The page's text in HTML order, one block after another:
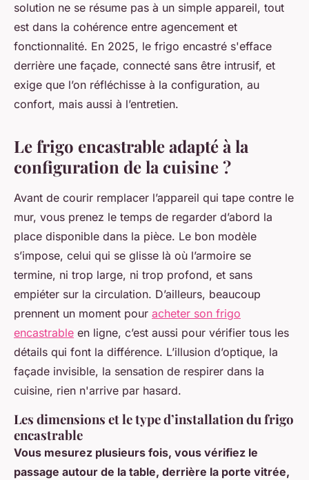
solution ne se résume pas à un simple appareil, tout
est dans la cohérence entre agencement et
fonctionnalité. En 2025, le frigo encastré s'efface
derrière une façade, connecté sans être intrusif, et
exige que l’on réfléchisse à la configuration, au
confort, mais aussi à l’entretien.
Le frigo encastrable adapté à la
configuration de la cuisine ?
Avant de courir remplacer l’appareil qui tape contre le
mur, vous prenez le temps de regarder d’abord la
place disponible dans la pièce. Le bon modèle
s’impose, celui qui se glisse là où l’armoire se
termine, ni trop large, ni trop profond, et sans
empiéter sur la circulation. D’ailleurs, beaucoup
prennent un moment pour acheter son frigo
encastrable en ligne, c’est aussi pour vérifier tous les
détails qui font la différence. L’illusion d’optique, la
façade invisible, la sensation de respirer dans la
cuisine, rien n'arrive par hasard.
Les dimensions et le type d’installation du frigo
encastrable
Vous mesurez plusieurs fois, vous vérifiez le
passage autour de la table, derrière la porte vitrée,